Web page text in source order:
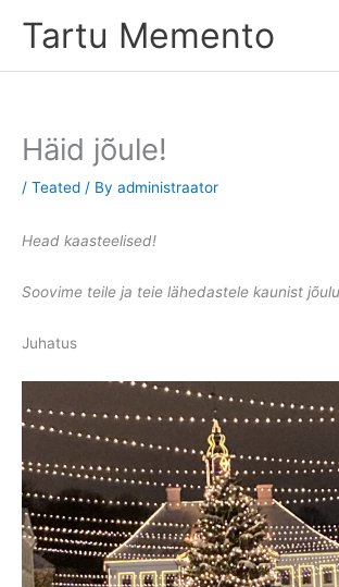
Tartu Memento
Häid jõule!
/ Teated / By administraator
Head kaasteelised!
Soovime teile ja teie lähedastele kaunist
Juhatus